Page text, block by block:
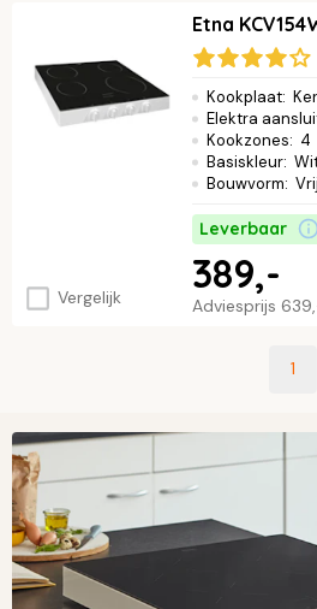
supermakkelijk schoonmaakt. Ontdek
mogelijkheden en bestel jouw model
verder ↓
Vergelijk
Etna
Kookplaat:
Elektra
Kookzones: 4
Basiskleur:
Bouwvorm:
Leverbaar
Adviesprijs
389,-
1